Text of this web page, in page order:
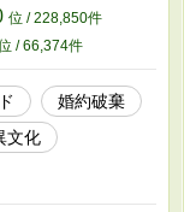
女は剣術の模擬戦
自分の女性としての
ていくことを決意す
の更新です
位 / 228,850件
/ 66,374件
婚約破棄
文化